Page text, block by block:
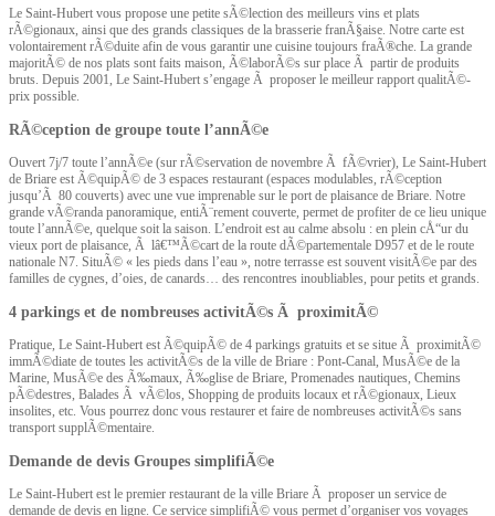
Le Saint-Hubert vous propose une petite sÃ©lection des meilleurs vins et plats
rÃ©gionaux, ainsi que des grands classiques de la brasserie franÃ§aise. Notre carte est
volontairement rÃ©duite afin de vous garantir une cuisine toujours fraÃ®che. La grande
majoritÃ© de nos plats sont faits maison, Ã©laborÃ©s sur place Ã partir de produits
bruts. Depuis 2001, Le Saint-Hubert s’engage Ã proposer le meilleur rapport qualitÃ©-
prix possible.
RÃ©ception de groupe toute l’annÃ©e
Ouvert 7j/7 toute l’annÃ©e (sur rÃ©servation de novembre Ã fÃ©vrier), Le Saint-Hubert
de Briare est Ã©quipÃ© de 3 espaces restaurant (espaces modulables, rÃ©ception
jusqu’Ã 80 couverts) avec une vue imprenable sur le port de plaisance de Briare. Notre
grande vÃ©randa panoramique, entiÃ¨rement couverte, permet de profiter de ce lieu unique
toute l’annÃ©e, quelque soit la saison. L’endroit est au calme absolu : en plein cÅ“ur du
vieux port de plaisance, Ã lâ€™Ã©cart de la route dÃ©partementale D957 et de le route
nationale N7. SituÃ© « les pieds dans l’eau », notre terrasse est souvent visitÃ©e par des
familles de cygnes, d’oies, de canards… des rencontres inoubliables, pour petits et grands.
4 parkings et de nombreuses activitÃ©s Ã proximitÃ©
Pratique, Le Saint-Hubert est Ã©quipÃ© de 4 parkings gratuits et se situe Ã proximitÃ©
immÃ©diate de toutes les activitÃ©s de la ville de Briare : Pont-Canal, MusÃ©e de la
Marine, MusÃ©e des Ã‰maux, Ã‰glise de Briare, Promenades nautiques, Chemins
pÃ©destres, Balades Ã vÃ©los, Shopping de produits locaux et rÃ©gionaux, Lieux
insolites, etc. Vous pourrez donc vous restaurer et faire de nombreuses activitÃ©s sans
transport supplÃ©mentaire.
Demande de devis Groupes simplifiÃ©e
Le Saint-Hubert est le premier restaurant de la ville Briare Ã proposer un service de
demande de devis en ligne. Ce service simplifiÃ© vous permet d’organiser vos voyages